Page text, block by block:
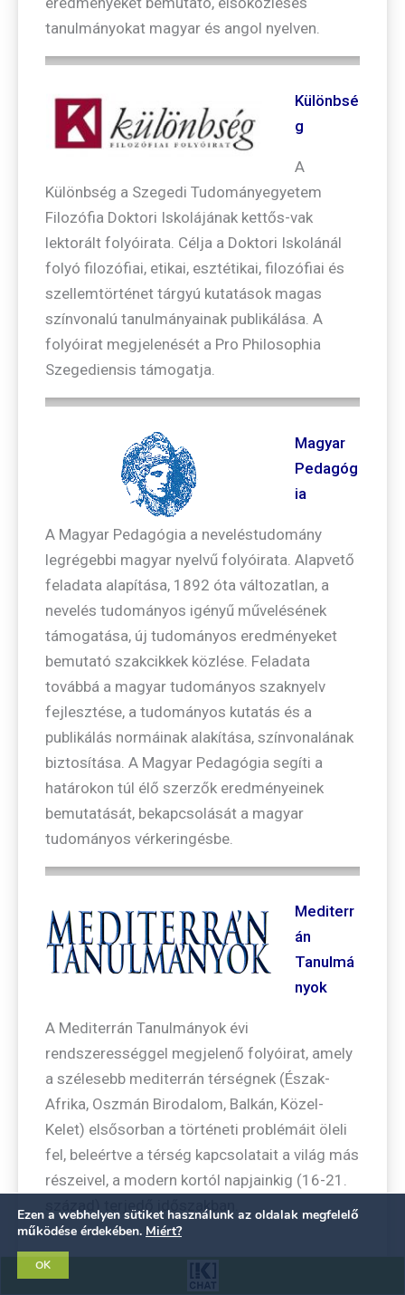
tanulmányokat magyar és angol nyelven.
Különbsé
g
A
Különbség a Szegedi Tudományegyetem
Filozófia Doktori Iskolájának kettős-vak
lektorált folyóirata. Célja a Doktori Iskolánál
folyó filozófiai, etikai, esztétikai, filozófiai és
szellemtörténet tárgyú kutatások magas
színvonalú tanulmányainak publikálása. A
folyóirat megjelenését a Pro Philosophia
Szegediensis támogatja.
Magyar
Pedagóg
ia
A Magyar Pedagógia a neveléstudomány
legrégebbi magyar nyelvű folyóirata. Alapvető
feladata alapítása, 1892 óta változatlan, a
nevelés tudományos igényű művelésének
támogatása, új tudományos eredményeket
bemutató szakcikkek közlése. Feladata
továbbá a magyar tudományos szaknyelv
fejlesztése, a tudományos kutatás és a
publikálás normáinak alakítása, színvonalának
biztosítása. A Magyar Pedagógia segíti a
határokon túl élő szerzők eredményeinek
bemutatását, bekapcsolását a magyar
tudományos vérkeringésbe.
Mediterr
án
Tanulmá
nyok
A Mediterrán Tanulmányok évi
rendszerességgel megjelenő folyóirat, amely
a szélesebb mediterrán térségnek (Észak-
Afrika, Oszmán Birodalom, Balkán, Közel-
Kelet) elsősorban a történeti problémáit öleli
fel, beleértve a térség kapcsolatait a világ más
részeivel, a modern kortól napjainkig (16-21.
század) terjedő időszakban.
Ezen a webhelyen sütiket használunk az oldalak megfelelő
működése érdekében. Miért?
OK